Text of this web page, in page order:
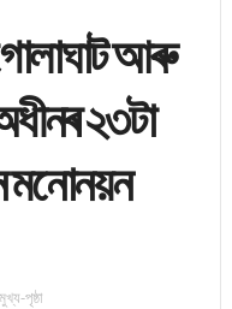
আৰু
২৩টা
মনোনয়ন
মুখ্য-পৃষ্ঠা